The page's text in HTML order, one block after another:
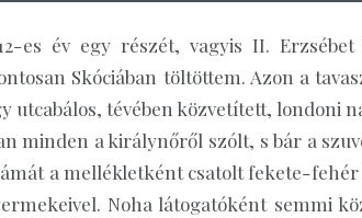
es év egy részét, vagyis II.
Skóciában töltöttem. Azon a
utcabálos, tévében közvetített, londoni
minden a királynőről szólt, s bár a
a mellékletként csatolt fekete-
Noha látogatóként semmi